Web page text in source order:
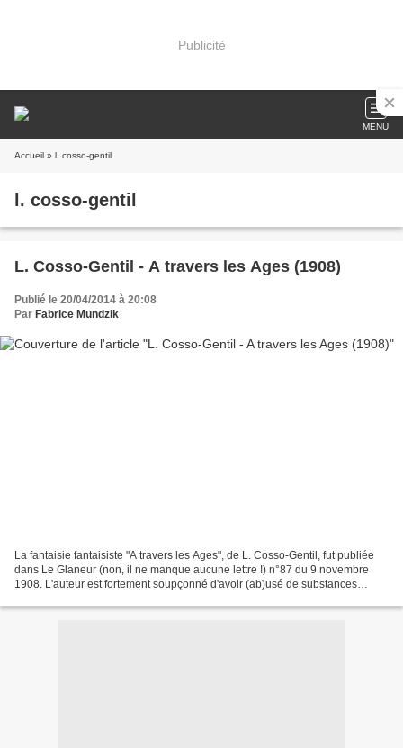
Publicité
MENU
Accueil » l. cosso-gentil
l. cosso-gentil
L. Cosso-Gentil - A travers les Ages (1908)
Publié le 20/04/2014 à 20:08
Par Fabrice Mundzik
La fantaisie fantaisiste "A travers les Ages", de L. Cosso-Gentil, fut publiée
dans Le Glaneur (non, il ne manque aucune lettre !) n°87 du 9 novembre
1908. L'auteur est fortement soupçonné d'avoir (ab)usé de substances